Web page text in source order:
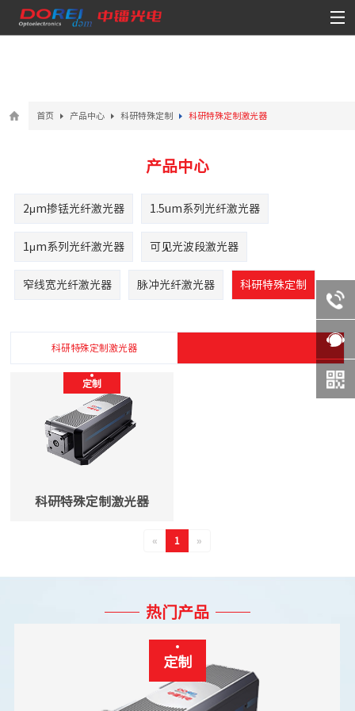
首页 产品中心 科研特殊定制 科研特殊定制激光器
产品中心
2μm掺铥光纤激光器 1.5um系列光纤激光器
1μm系列光纤激光器 可见光波段激光器
窄线宽光纤激光器 脉冲光纤激光器 科研特殊定制
科研特殊定制激光器
定制
科研特殊定制激光器
« 1 »
热门产品
定制